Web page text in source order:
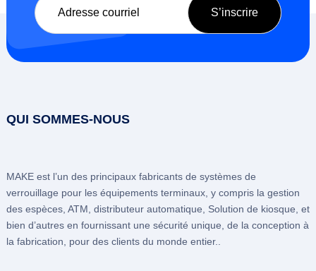
QUI SOMMES-NOUS
MAKE est l’un des principaux fabricants de systèmes de
verrouillage pour les équipements terminaux, y compris la gestion
des espèces, ATM, distributeur automatique, Solution de kiosque, et
bien d’autres en fournissant une sécurité unique, de la conception à
la fabrication, pour des clients du monde entier..